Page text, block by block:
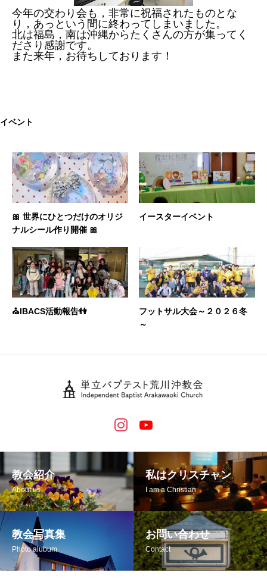
今年の交わり会も，非常に祝福されたものとな
り，あっという間に終わってしまいました。
北は福島，南は沖縄からたくさんの方が集ってく
ださり感謝です。
また来年，お待ちしております！
イベント
🎀 世界にひとつだけのオリジ
ナルシール作り開催 🎀
イースターイベント
⛪️IBACS活動報告👫
フットサル大会～２０２６冬
～
教会紹介
About us
私はクリスチャン
I am a Christian
教会写真集
Photo alubum
お問い合わせ
Contact